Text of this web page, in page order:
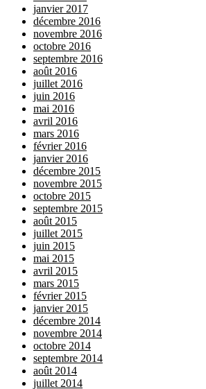
janvier 2017
décembre 2016
novembre 2016
octobre 2016
septembre 2016
août 2016
juillet 2016
juin 2016
mai 2016
avril 2016
mars 2016
février 2016
janvier 2016
décembre 2015
novembre 2015
octobre 2015
septembre 2015
août 2015
juillet 2015
juin 2015
mai 2015
avril 2015
mars 2015
février 2015
janvier 2015
décembre 2014
novembre 2014
octobre 2014
septembre 2014
août 2014
juillet 2014